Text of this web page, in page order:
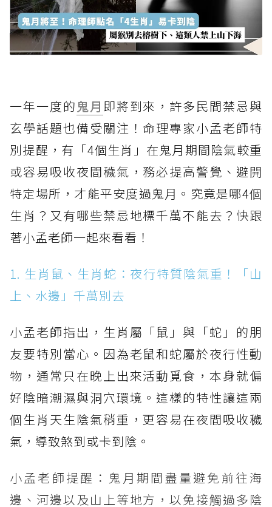
一年一度的鬼月 即將到來，許多民間禁忌與
玄學話題也備受關注！命理專家小孟老師特
別提醒，有「4個生肖」在鬼月期間陰氣較重
或容易吸收夜間穢氣，務必提高警覺、避開
特定場所，才能平安度過鬼月。究竟是哪4個
生肖？又有哪些禁忌地標千萬不能去？快跟
著小孟老師一起來看看！
1. 生肖鼠、生肖蛇：夜行特質陰氣重！「山
上、水邊」千萬別去
小孟老師指出，生肖屬「鼠」與「蛇」的朋
友要特別當心。因為老鼠和蛇屬於夜行性動
物，通常只在晚上出來活動覓食，本身就偏
好陰暗潮濕與洞穴環境。這樣的特性讓這兩
個生肖天生陰氣稍重，更容易在夜間吸收穢
氣，導致煞到或卡到陰。
小孟老師提醒：鬼月期間盡量避免前往海
邊、河邊以及山上等地方，以免接觸過多陰